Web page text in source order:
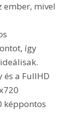
ember, mivel
így
és a FullHD
képpontos